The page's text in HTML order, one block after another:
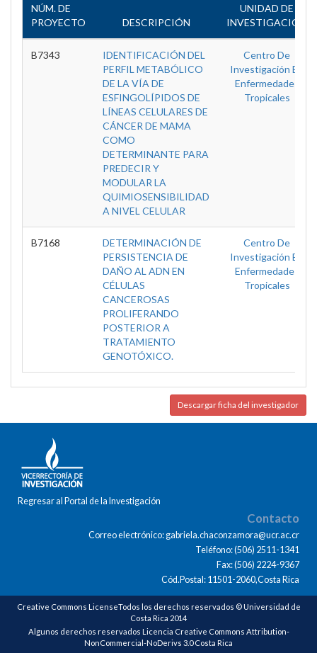
NÚM. DE
PROYECTO
DESCRIPCIÓN
UNIDAD DE
INVESTIGACIÓN
B7343
IDENTIFICACIÓN DEL
PERFIL METABÓLICO
DE LA VÍA DE
ESFINGOLÍPIDOS DE
LÍNEAS CELULARES DE
CÁNCER DE MAMA
COMO
DETERMINANTE PARA
PREDECIR Y
MODULAR LA
QUIMIOSENSIBILIDAD
A NIVEL CELULAR
Centro De
Investigación En
Enfermedades
Tropicales
B7168
DETERMINACIÓN DE
PERSISTENCIA DE
DAÑO AL ADN EN
CÉLULAS
CANCEROSAS
PROLIFERANDO
POSTERIOR A
TRATAMIENTO
GENOTÓXICO.
Centro De
Investigación En
Enfermedades
Tropicales
Descargar ficha del investigador
Regresar al Portal de la Investigación
Contacto
Correo electrónico: gabriela.chaconzamora@ucr.ac.cr
Teléfono: (506) 2511-1341
Fax: (506) 2224-9367
Cód.Postal: 11501-2060,Costa Rica
Creative Commons LicenseTodos los derechos reservados © Universidad de
Costa Rica 2014
Algunos derechos reservados Licencia Creative Commons Attribution-
NonCommercial-NoDerivs 3.0 Costa Rica